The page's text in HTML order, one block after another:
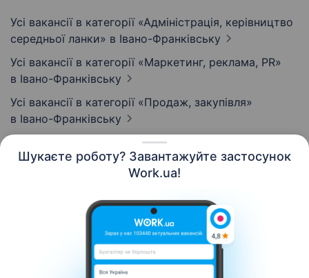
Шукаєте роботу? Завантажуйте застосунок
Work.ua!
Усі вакансії в категорії «Адмiнiстрацiя, керівництво
середньої ланки» в Івано-Франківську
Усі вакансії в категорії «Маркетинг, реклама, PR»
в Івано-Франківську
Усі вакансії в категорії «Продаж, закупівля»
в Івано-Франківську